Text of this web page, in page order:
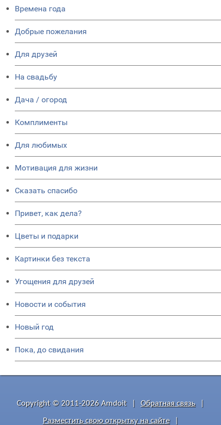
Времена года
Добрые пожелания
Для друзей
На свадьбу
Дача / огород
Комплименты
Для любимых
Мотивация для жизни
Сказать спасибо
Привет, как дела?
Цветы и подарки
Картинки без текста
Угощения для друзей
Новости и события
Новый год
Пока, до свидания
Copyright © 2011-2026 Amdoit Обратная связь
Разместить свою открытку на сайте